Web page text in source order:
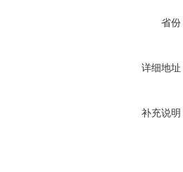
省份
详细地址
补充说明